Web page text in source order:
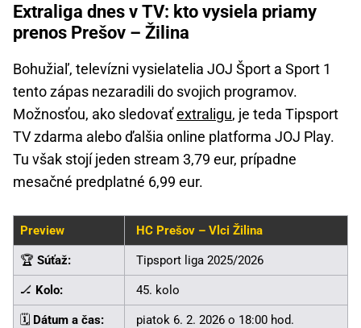
Extraliga dnes v TV: kto vysiela priamy
prenos Prešov – Žilina
Bohužiaľ, televízni vysielatelia JOJ Šport a Sport 1
tento zápas nezaradili do svojich programov.
Možnosťou, ako sledovaťextraligu, je teda Tipsport
TV zdarma alebo ďalšia online platforma JOJ Play.
Tu však stojí jeden stream 3,79 eur, prípadne
mesačné predplatné 6,99 eur.
Preview HC Prešov – Vlci Žilina
🏆 Súťaž: Tipsport liga 2025/2026
🏒 Kolo: 45. kolo
🗓️ Dátum a čas: piatok 6. 2. 2026 o 18:00 hod.